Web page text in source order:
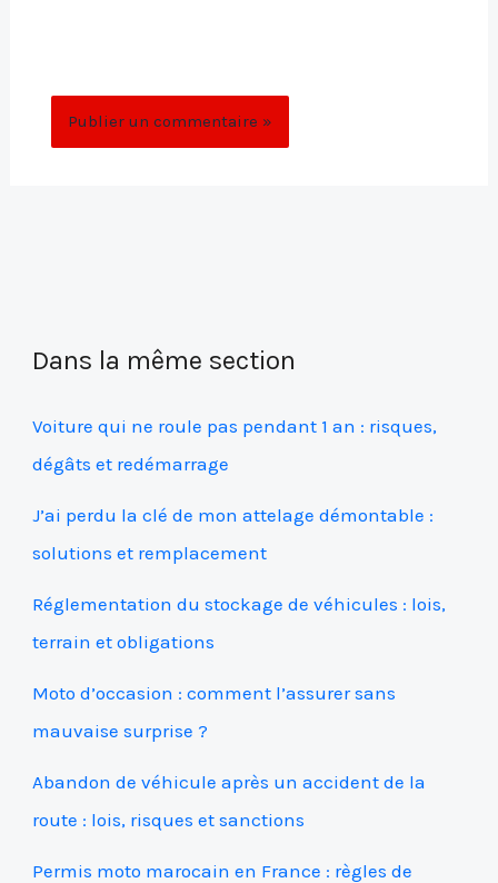
Dans la même section
Voiture qui ne roule pas pendant 1 an : risques,
dégâts et redémarrage
J’ai perdu la clé de mon attelage démontable :
solutions et remplacement
Réglementation du stockage de véhicules : lois,
terrain et obligations
Moto d’occasion : comment l’assurer sans
mauvaise surprise ?
Abandon de véhicule après un accident de la
route : lois, risques et sanctions
Permis moto marocain en France : règles de